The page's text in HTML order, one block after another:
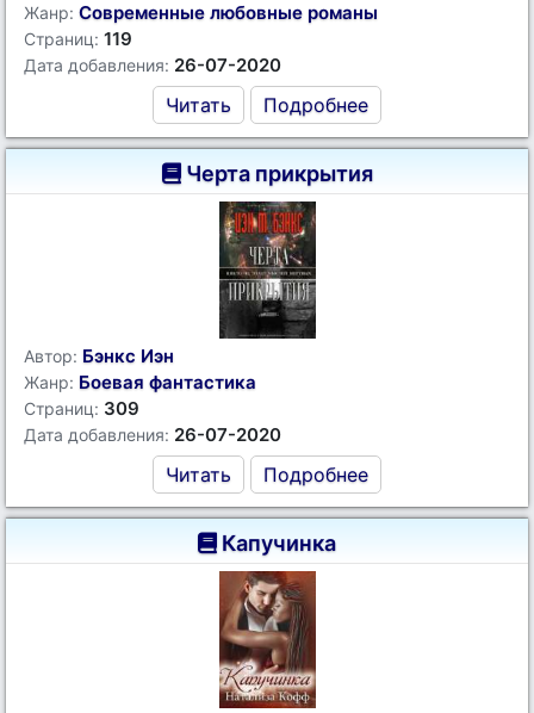
Жанр: Современные любовные романы
Страниц: 119
Дата добавления: 26-07-2020
Читать Подробнее
Черта прикрытия
Автор: Бэнкс Иэн
Жанр: Боевая фантастика
Страниц: 309
Дата добавления: 26-07-2020
Читать Подробнее
Капучинка